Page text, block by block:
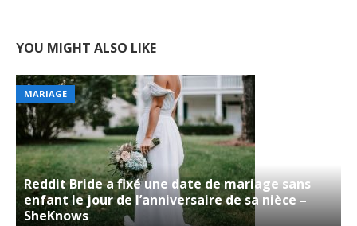
YOU MIGHT ALSO LIKE
MARIAGE
Reddit Bride a fixé une date de mariage sans
enfant le jour de l’anniversaire de sa nièce –
SheKnows